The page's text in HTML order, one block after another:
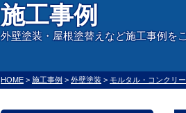
施工事例
外壁塗装・屋根塗替えなど施工事例を
HOME > 施工事例 > 外壁塗装 > モルタル・コンクリ